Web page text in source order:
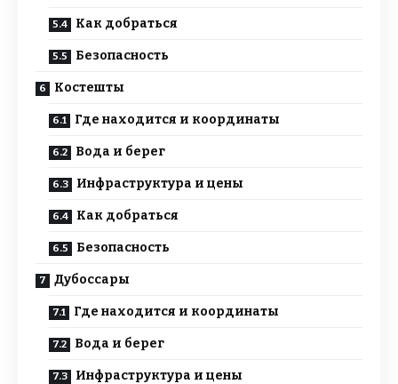
Как добраться
Безопасность
Костешты
Где находится и координаты
Вода и берег
Инфраструктура и цены
Как добраться
Безопасность
Дубоссары
Где находится и координаты
Вода и берег
Инфраструктура и цены